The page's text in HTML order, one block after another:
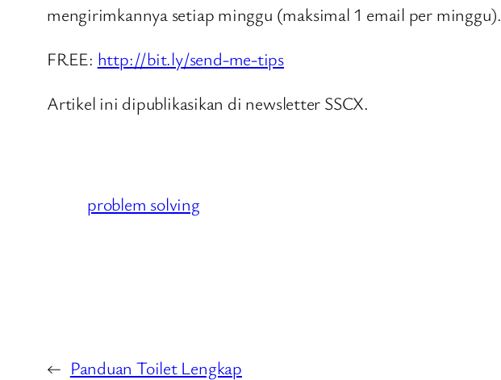
mengirimkannya setiap minggu (maksimal 1 email per minggu).
FREE: http://bit.ly/send-me-tips
Artikel ini dipublikasikan di newsletter SSCX.
problem solving
← Panduan Toilet Lengkap